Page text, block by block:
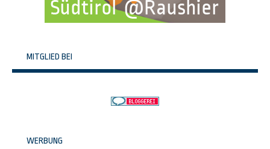
MITGLIED BEI
WERBUNG